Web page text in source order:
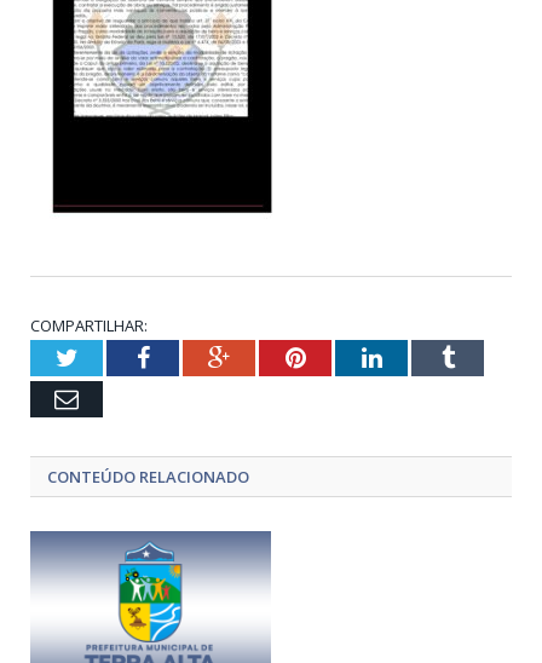
COMPARTILHAR:
TwitterFacebookGoogle+PinterestLinkedInTumblr
Email
CONTEÚDO RELACIONADO